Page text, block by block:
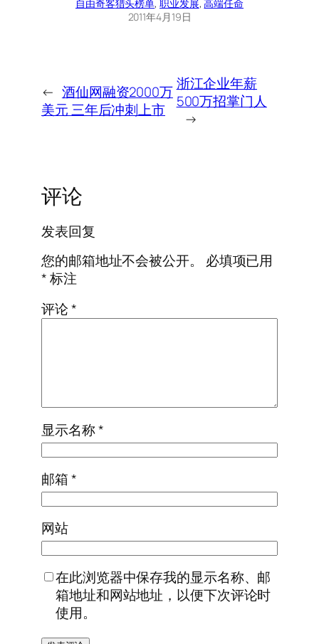
自由奇客猎头榜单, 职业发展, 高端任命
2011年4月19日
← 酒仙网融资2000万
美元 三年后冲刺上市
浙江企业年薪
500万招掌门人
→
评论
发表回复
您的邮箱地址不会被公开。
必填项已用
*标注
评论*
显示名称*
邮箱*
网站
在此浏览器中保存我的显示名称、邮
箱地址和网站地址，以便下次评论时
使用。